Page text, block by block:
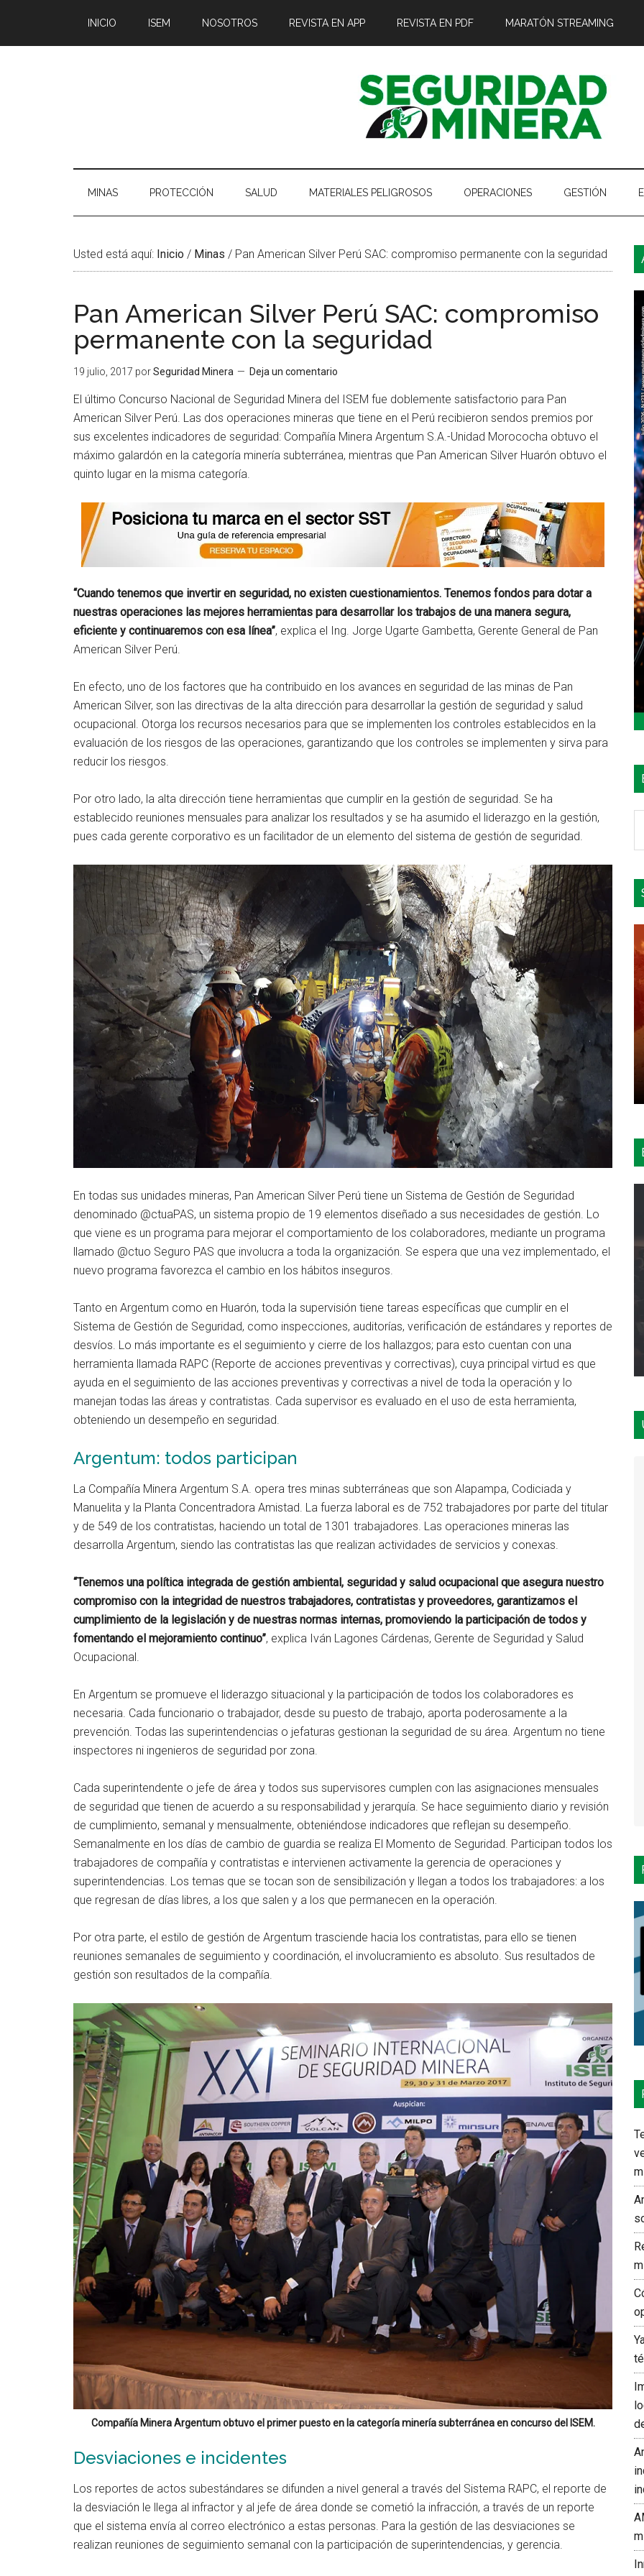
contenido
secondary
la
pie
INICIO ISEM NOSOTROS REVISTA EN APP REVISTA EN PDF MARATÓN STREAMING
MINAS PROTECCIÓN SALUD MATERIALES PELIGROSOS OPERACIONES GESTIÓN
Usted está aquí: Inicio / Minas / Pan American Silver Perú SAC: compromiso permanente con la seguridad
Pan American Silver Perú SAC: compromiso
permanente con la seguridad
19 julio, 2017 porSeguridad Minera Deja un comentario
El último Concurso Nacional de Seguridad Minera del ISEM fue doblemente satisfactorio para Pan
American Silver Perú. Las dos operaciones mineras que tiene en el Perú recibieron sendos premios por
sus excelentes indicadores de seguridad: Compañía Minera Argentum S.A.-Unidad Morococha obtuvo el
máximo galardón en la categoría minería subterránea, mientras que Pan American Silver Huarón obtuvo el
quinto lugar en la misma categoría.
“Cuando tenemos que invertir en seguridad, no existen cuestionamientos. Tenemos fondos para dotar a
nuestras operaciones las mejores herramientas para desarrollar los trabajos de una manera segura,
eficiente y continuaremos con esa línea”, explica el Ing. Jorge Ugarte Gambetta, Gerente General de Pan
American Silver Perú.
En efecto, uno de los factores que ha contribuido en los avances en seguridad de las minas de Pan
American Silver, son las directivas de la alta dirección para desarrollar la gestión de seguridad y salud
ocupacional. Otorga los recursos necesarios para que se implementen los controles establecidos en la
evaluación de los riesgos de las operaciones, garantizando que los controles se implementen y sirva para
reducir los riesgos.
Por otro lado, la alta dirección tiene herramientas que cumplir en la gestión de seguridad. Se ha
establecido reuniones mensuales para analizar los resultados y se ha asumido el liderazgo en la gestión,
pues cada gerente corporativo es un facilitador de un elemento del sistema de gestión de seguridad.
En todas sus unidades mineras, Pan American Silver Perú tiene un Sistema de Gestión de Seguridad
denominado @ctuaPAS, un sistema propio de 19 elementos diseñado a sus necesidades de gestión. Lo
que viene es un programa para mejorar el comportamiento de los colaboradores, mediante un programa
llamado @ctuo Seguro PAS que involucra a toda la organización. Se espera que una vez implementado, el
nuevo programa favorezca el cambio en los hábitos inseguros.
Tanto en Argentum como en Huarón, toda la supervisión tiene tareas específicas que cumplir en el
Sistema de Gestión de Seguridad, como inspecciones, auditorías, verificación de estándares y reportes de
desvíos. Lo más importante es el seguimiento y cierre de los hallazgos; para esto cuentan con una
herramienta llamada RAPC (Reporte de acciones preventivas y correctivas), cuya principal virtud es que
ayuda en el seguimiento de las acciones preventivas y correctivas a nivel de toda la operación y lo
manejan todas las áreas y contratistas. Cada supervisor es evaluado en el uso de esta herramienta,
obteniendo un desempeño en seguridad.
Argentum: todos participan
La Compañía Minera Argentum S.A. opera tres minas subterráneas que son Alapampa, Codiciada y
Manuelita y la Planta Concentradora Amistad. La fuerza laboral es de 752 trabajadores por parte del titular
y de 549 de los contratistas, haciendo un total de 1301 trabajadores. Las operaciones mineras las
desarrolla Argentum, siendo las contratistas las que realizan actividades de servicios y conexas.
“Tenemos una política integrada de gestión ambiental, seguridad y salud ocupacional que asegura nuestro
compromiso con la integridad de nuestros trabajadores, contratistas y proveedores, garantizamos el
cumplimiento de la legislación y de nuestras normas internas, promoviendo la participación de todos y
fomentando el mejoramiento continuo”, explica Iván Lagones Cárdenas, Gerente de Seguridad y Salud
Ocupacional.
En Argentum se promueve el liderazgo situacional y la participación de todos los colaboradores es
necesaria. Cada funcionario o trabajador, desde su puesto de trabajo, aporta poderosamente a la
prevención. Todas las superintendencias o jefaturas gestionan la seguridad de su área. Argentum no tiene
inspectores ni ingenieros de seguridad por zona.
Cada superintendente o jefe de área y todos sus supervisores cumplen con las asignaciones mensuales
de seguridad que tienen de acuerdo a su responsabilidad y jerarquía. Se hace seguimiento diario y revisión
de cumplimiento, semanal y mensualmente, obteniéndose indicadores que reflejan su desempeño.
Semanalmente en los días de cambio de guardia se realiza El Momento de Seguridad. Participan todos los
trabajadores de compañía y contratistas e intervienen activamente la gerencia de operaciones y
superintendencias. Los temas que se tocan son de sensibilización y llegan a todos los trabajadores: a los
que regresan de días libres, a los que salen y a los que permanecen en la operación.
Por otra parte, el estilo de gestión de Argentum trasciende hacia los contratistas, para ello se tienen
reuniones semanales de seguimiento y coordinación, el involucramiento es absoluto. Sus resultados de
gestión son resultados de la compañía.
Compañía Minera Argentum obtuvo el primer puesto en la categoría minería subterránea en concurso del ISEM.
Desviaciones e incidentes
Los reportes de actos subestándares se difunden a nivel general a través del Sistema RAPC, el reporte de
la desviación le llega al infractor y al jefe de área donde se cometió la infracción, a través de un reporte
que el sistema envía al correo electrónico a estas personas. Para la gestión de las desviaciones se
realizan reuniones de seguimiento semanal con la participación de superintendencias, y gerencia.